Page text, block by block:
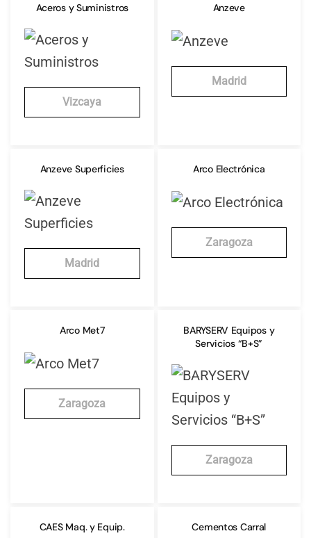
Aceros y Suministros
Vizcaya
Anzeve
Madrid
Anzeve Superficies
Madrid
Arco Electrónica
Zaragoza
Arco Met7
Zaragoza
BARYSERV Equipos y
Servicios “B+S”
Zaragoza
CAES Maq. y Equip. Cementos Carral